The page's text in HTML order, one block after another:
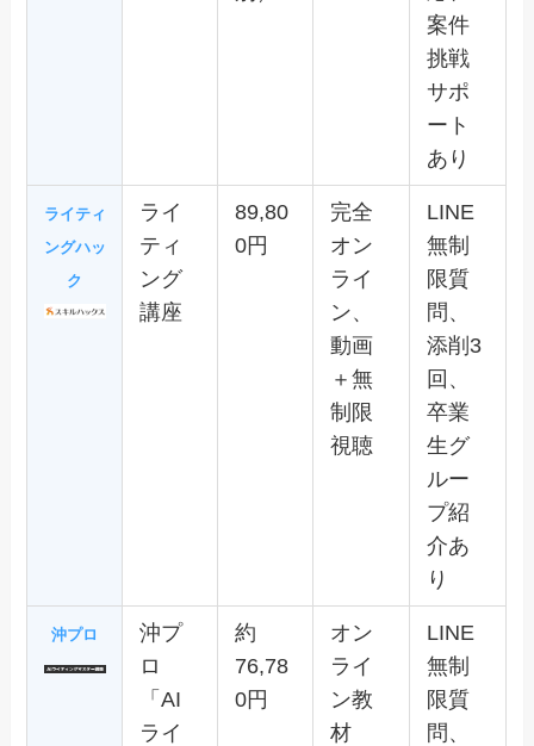
案件
挑戦
サポ
ート
あり
ライティ
ングハッ
ク
ライ
ティ
ング
講座
89,80
0円
完全
オン
ライ
ン、
動画
＋無
制限
視聴
LINE
無制
限質
問、
添削3
回、
卒業
生グ
ルー
プ紹
介あ
り
沖プロ
沖プ
ロ
「AI
ライ
約
76,78
0円
オン
ライ
ン教
材
LINE
無制
限質
問、